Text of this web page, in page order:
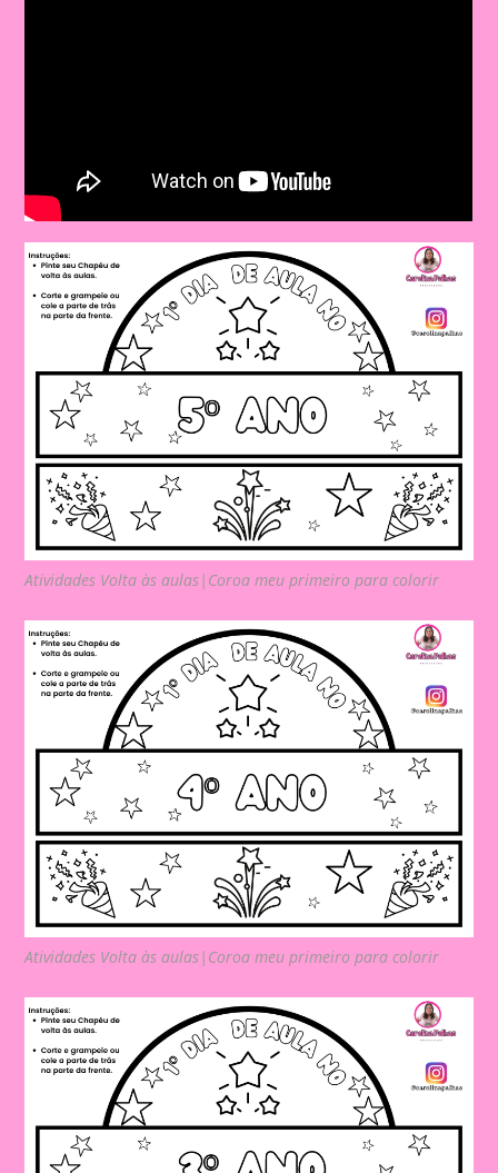
Atividades Volta às aulas|Coroa meu primeiro para colorir
Atividades Volta às aulas|Coroa meu primeiro para colorir